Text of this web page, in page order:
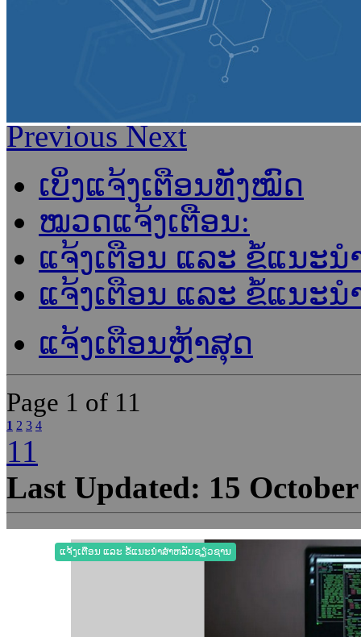
Previous Next
ເບິ່ງແຈ້ງເຕືອນທັງໝົດ
ໝວດແຈ້ງເຕືອນ:
ແຈ້ງເຕືອນ ແລະ ຂໍ້ແນະ
ແຈ້ງເຕືອນ ແລະ ຂໍ້ແນະນ
ແຈ້ງເຕືອນຫຼ້າສຸດ
Page 1 of 11
1 2 3 4
11
Last Updated: 15
ແຈ້ງເຕືອນ ແລະ ຂໍ້ແນະນຳສຳຫລັບຊຽ່ວຊານ